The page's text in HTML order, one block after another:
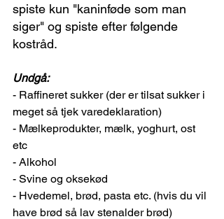
spiste kun "kaninføde som man
siger" og spiste efter følgende
kostråd.
Undgå:
- Raffineret sukker (der er tilsat sukker i
meget så tjek varedeklaration)
- Mælkeprodukter, mælk, yoghurt, ost
etc
- Alkohol
- Svine og oksekød
- Hvedemel, brød, pasta etc. (hvis du vil
have brød så lav stenalder brød)